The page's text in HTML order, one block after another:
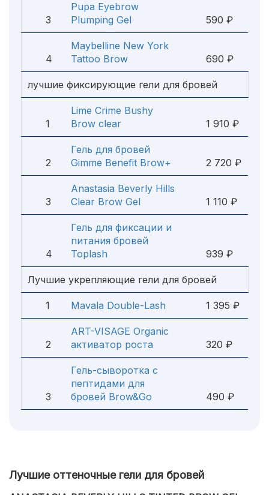
3
Pupa Eyebrow
Plumping Gel
590 ₽
4
Maybelline New York
Tattoo Brow
690 ₽
лучшие фиксирующие гели для бровей
1
Lime Crime Bushy
Brow clear
1 910 ₽
2
Гель для бровей
Gimme Benefit Brow+
2 720 ₽
3
Anastasia Beverly Hills
Clear Brow Gel
1 110 ₽
4
Гель для фиксации и
питания бровей
Toplash
939 ₽
Лучшие укрепляющие гели для бровей
1 Mavala Double-Lash 1 395 ₽
2
ART-VISAGE Organic
активатор роста
320 ₽
3
Гель-сыворотка с
пептидами для
бровей Brow&Go
490 ₽
Лучшие оттеночные гели для бровей